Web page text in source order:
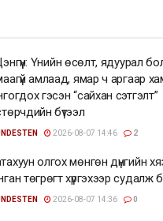
Үнийн өсөлт, ядуурал
амлаад, ямар ч аргаар
гэсэн “сайхан сэтгэлт”
бүтээл
2026-08-07 14:46 2
олгох мөнгөн дүнгийн
төгрөгт хүргэхээр судалж
2026-08-07 14:36 0